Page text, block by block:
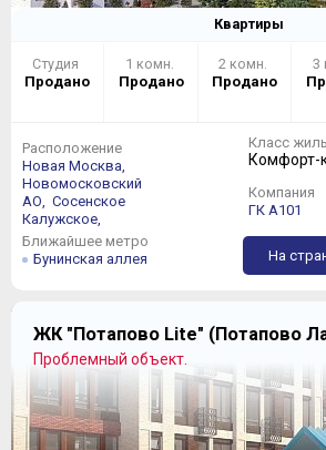
Квартиры
Студия
Продано
1 комн.
Продано
2 комн.
Продано
3
Расположение
Новая Москва,
Новомосковский
АО, Сосенское
Калужское,
Ближайшее метро
Бунинская аллея
Класс
Комфорт-
Компания
ГК А101
На
ЖК "Потапово Lite" (Потапово
Проблемный объект.